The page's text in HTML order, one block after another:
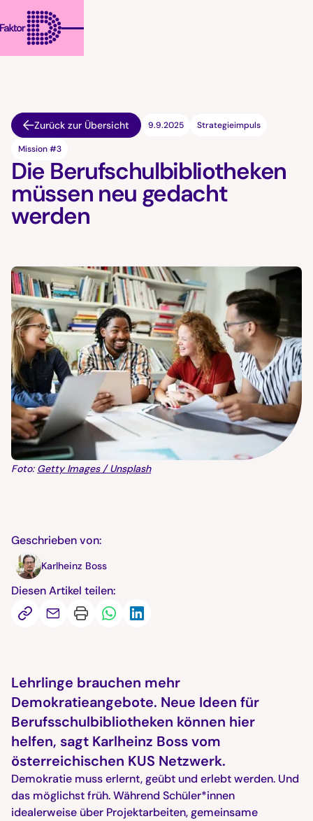
Zurück zur Übersicht 9.9.2025 Strategieimpuls
Mission #3
Die Berufschulbibliotheken
müssen neu gedacht
werden
Foto: Getty Images / Unsplash
Geschrieben von:
Karlheinz Boss
Diesen Artikel teilen:
Lehrlinge brauchen mehr
Demokratieangebote. Neue Ideen für
Berufsschulbibliotheken können hier
helfen, sagt Karlheinz Boss vom
österreichischen KUS Netzwerk.
Demokratie muss erlernt, geübt und erlebt werden. Und
das möglichst früh. Während Schüler*innen
idealerweise über Projektarbeiten, gemeinsame